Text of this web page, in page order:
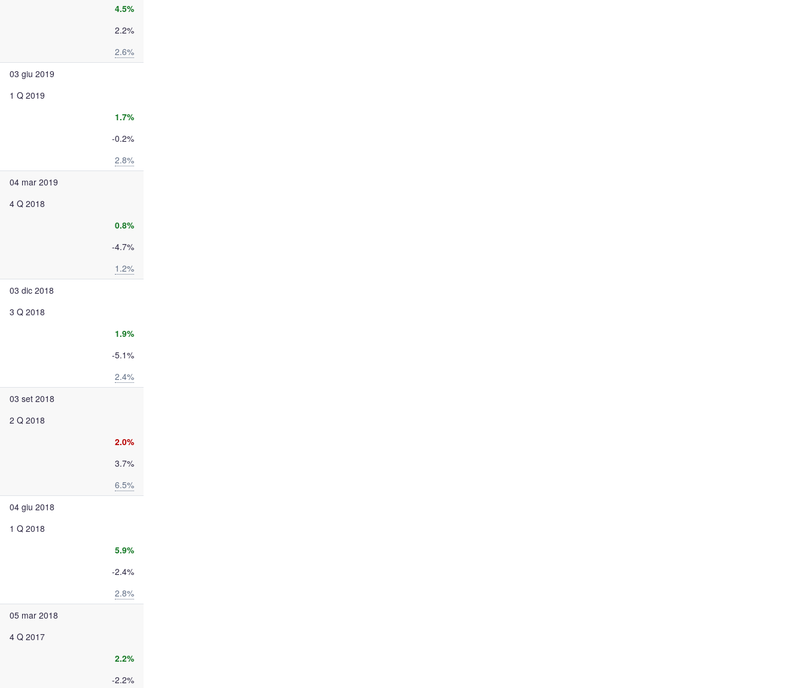
4.5%
2.2%
2.6%
03 giu 2019
1 Q 2019
1.7%
-0.2%
2.8%
04 mar 2019
4 Q 2018
0.8%
-4.7%
1.2%
03 dic 2018
3 Q 2018
1.9%
-5.1%
2.4%
03 set 2018
2 Q 2018
2.0%
3.7%
6.5%
04 giu 2018
1 Q 2018
5.9%
-2.4%
2.8%
05 mar 2018
4 Q 2017
2.2%
-2.2%